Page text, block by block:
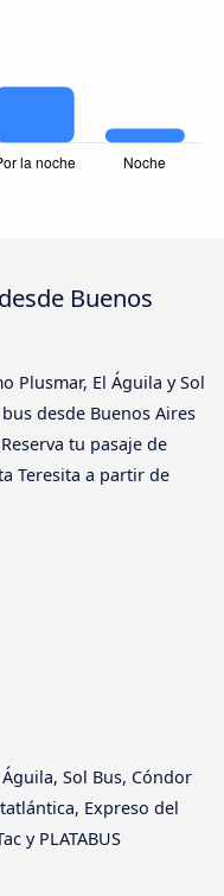
Buenos
Plusmar, El Águila y Sol
desde Buenos Aires
tu pasaje de
Teresita a partir de
Águila, Sol Bus, Cóndor
Expreso del
y PLATABUS